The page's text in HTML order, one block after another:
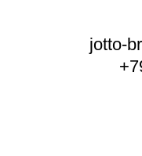
jotto-